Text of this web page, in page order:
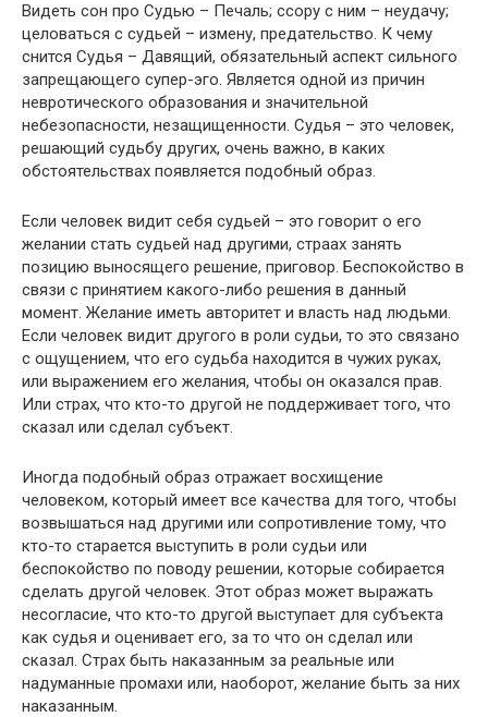
Видеть сон про Судью – Печаль; ссору с ним – неудачу;
целоваться с судьей – измену, предательство. К чему
снится Судья – Давящий, обязательный аспект сильного
запрещающего супер-эго. Является одной из причин
невротического образования и значительной
небезопасности, незащищенности. Судья – это человек,
решающий судьбу других, очень важно, в каких
обстоятельствах появляется подобный образ.
Если человек видит себя судьей – это говорит о его
желании стать судьей над другими, страах занять
позицию выносящего решение, приговор. Беспокойство в
связи с принятием какого-либо решения в данный
момент. Желание иметь авторитет и власть над людьми.
Если человек видит другого в роли судьи, то это связано
с ощущением, что его судьба находится в чужих руках,
или выражением его желания, чтобы он оказался прав.
Или страх, что кто-то другой не поддерживает того, что
сказал или сделал субъект.
Иногда подобный образ отражает восхищение
человеком, который имеет все качества для того, чтобы
возвышаться над другими или сопротивление тому, что
кто-то старается выступить в роли судьи или
беспокойство по поводу решении, которые собирается
сделать другой человек. Этот образ может выражать
несогласие, что кто-то другой выступает для субъекта
как судья и оценивает его, за то что он сделал или
сказал. Страх быть наказанным за реальные или
надуманные промахи или, наоборот, желание быть за них
наказанным.